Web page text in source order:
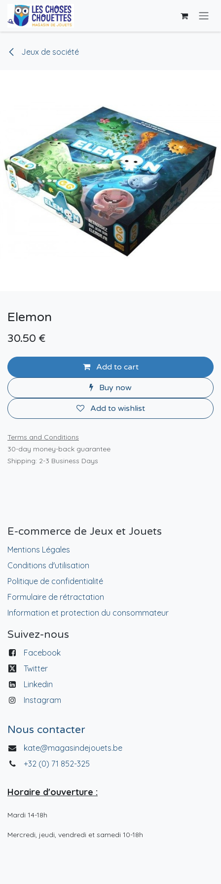
Skip to Content
Jeux de société
Elemon
30.50 €
Add to cart
Buy now
Add to wishlist
Terms and Conditions
30-day money-back guarantee
Shipping: 2-3 Business Days
E-commerce de Jeux et Jouets
Mentions Légales
Conditions d'utilisation
Politique de confidentialité
Formulaire de rétractation
Information et protection du consommateur
Suivez-nous
Facebook
Twitter
Linkedin
Instagram
Nous contacter
kate@magasindejouets.be
+32 (0) 71 852-325
Horaire d'ouverture :
Mardi 14-18h
Mercredi, jeudi, vendredi et samedi 10-18h